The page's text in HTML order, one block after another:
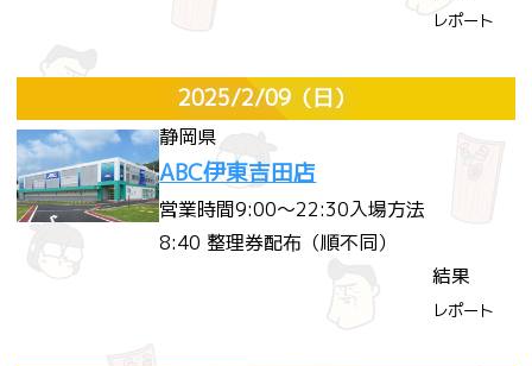
レポート
2025/2/09（日）
静岡県
ABC伊東吉田店
営業時間9:00～22:30入場方法
8:40 整理券配布（順不同）
結果
レポート